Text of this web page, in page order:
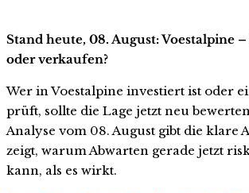
Stand heute, 08. August: Voestalpine
oder verkaufen?
Wer in Voestalpine investiert ist oder
prüft, sollte die Lage jetzt neu
Analyse vom 08. August gibt die klare
zeigt, warum Abwarten gerade jetzt
kann, als es wirkt.